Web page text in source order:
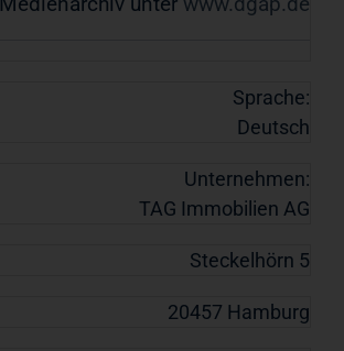
Sprache:
Deutsch
Unternehmen:
TAG Immobilien AG
Steckelhörn 5
20457 Hamburg